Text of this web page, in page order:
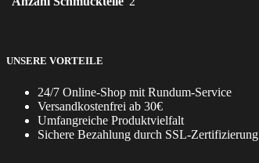
UNSERE VORTEILE
24/7 Online-Shop mit Rundum-Service
Versandkostenfrei ab 30€
Umfangreiche Produktvielfalt
Sichere Bezahlung durch SSL-Zertifizierung